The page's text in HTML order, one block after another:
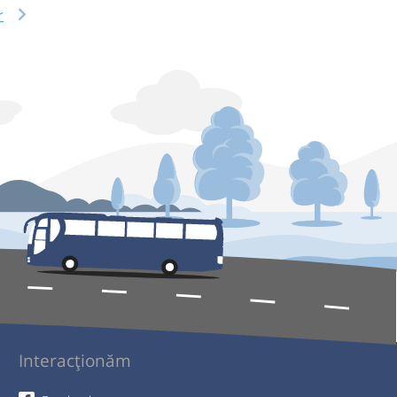
Interacționăm